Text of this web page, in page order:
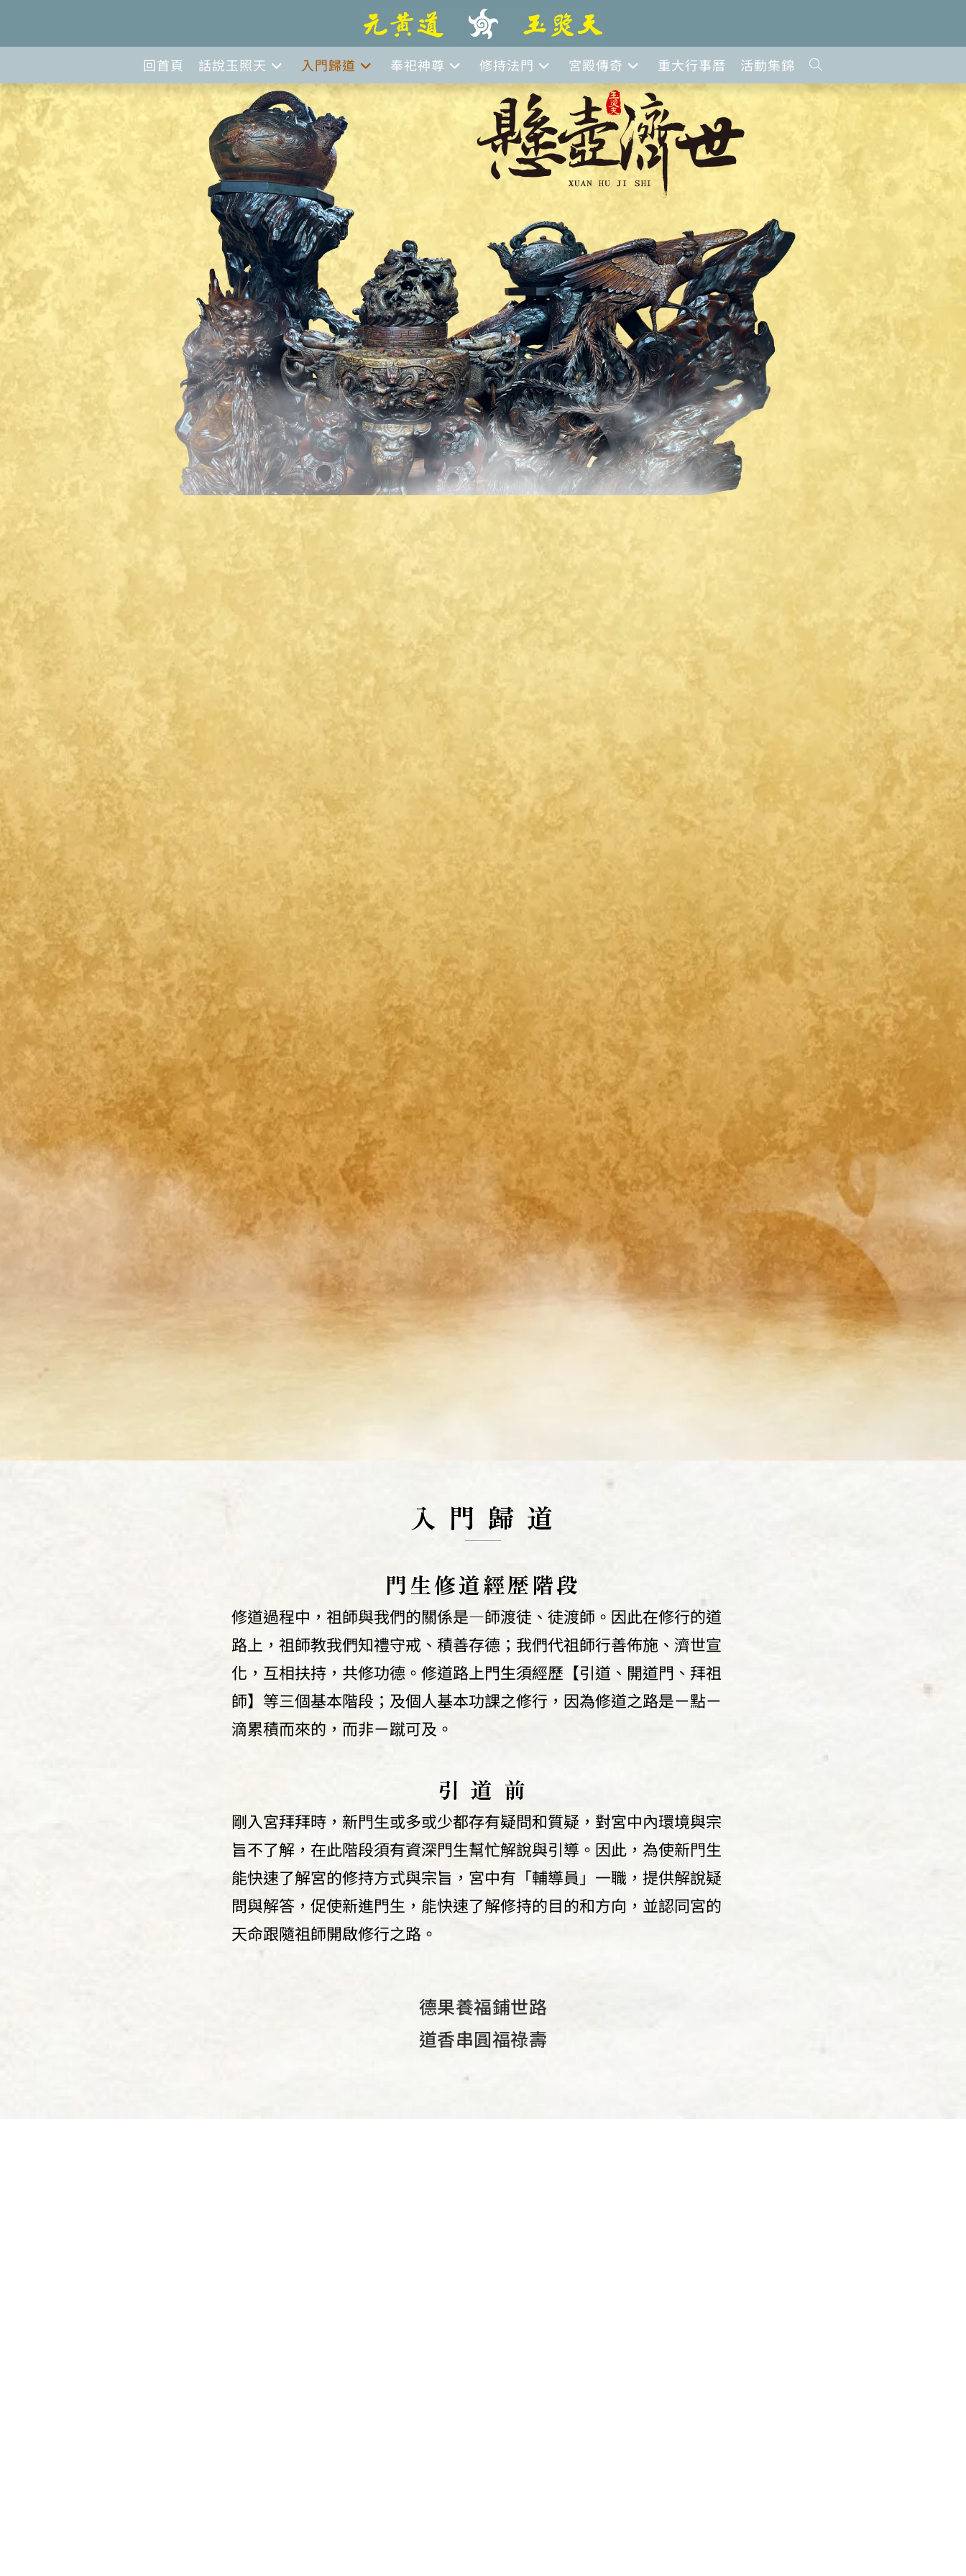
回首頁 話說玉照天 入門歸道 奉祀神尊 修持法門 宮殿傳奇 重大行事曆 活動集錦
入 門 歸 道
門生修道經歴階段
修道過程中，祖師與我們的關係是—師渡徒、徒渡師。因此在修行的道
路上，祖師教我們知禮守戒、積善存德；我們代祖師行善佈施、濟世宣
化，互相扶持，共修功德。修道路上門生須經歷【引道、開道門、拜祖
師】等三個基本階段；及個人基本功課之修行，因為修道之路是ㄧ點ㄧ
滴累積而來的，而非ㄧ蹴可及。
引 道 前
剛入宮拜拜時，新門生或多或少都存有疑問和質疑，對宮中內環境與宗
旨不了解，在此階段須有資深門生幫忙解說與引導。因此，為使新門生
能快速了解宮的修持方式與宗旨，宮中有「輔導員」一職，提供解說疑
問與解答，促使新進門生，能快速了解修持的目的和方向，並認同宮的
天命跟隨祖師開啟修行之路。
德果養福鋪世路
道香串圓福祿壽